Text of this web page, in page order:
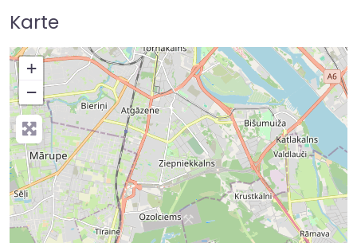
Karte
+
−